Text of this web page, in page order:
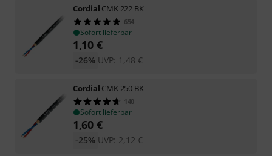
Cordial CMK 222 BK
654
Sofort lieferbar
1,10 €
UVP: 1,48 €
-26%
Cordial CMK 250 BK
140
Sofort lieferbar
1,60 €
UVP: 2,12 €
-25%